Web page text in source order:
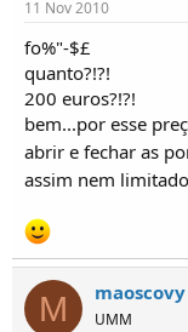
11 Nov 2010
fo%"-$£
quanto?!?!
200 euros?!?!
bem...por esse
abrir e fechar as
assim nem
M maoscovy
UMM